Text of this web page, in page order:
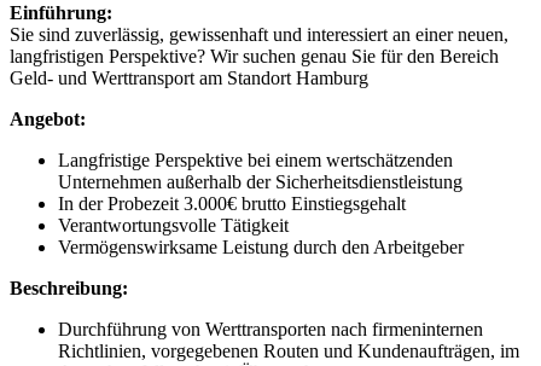
Einführung:
Sie sind zuverlässig, gewissenhaft und interessiert an einer neuen,
langfristigen Perspektive? Wir suchen genau Sie für den Bereich
Geld- und Werttransport am Standort Hamburg
Angebot:
Langfristige Perspektive bei einem wertschätzenden
Unternehmen außerhalb der Sicherheitsdienstleistung
In der Probezeit 3.000€ brutto Einstiegsgehalt
Verantwortungsvolle Tätigkeit
Vermögenswirksame Leistung durch den Arbeitgeber
Beschreibung:
Durchführung von Werttransporten nach firmeninternen
Richtlinien, vorgegebenen Routen und Kundenaufträgen, im